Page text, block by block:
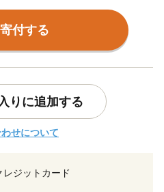
寄付する
りに追加する
せについて
レジットカード